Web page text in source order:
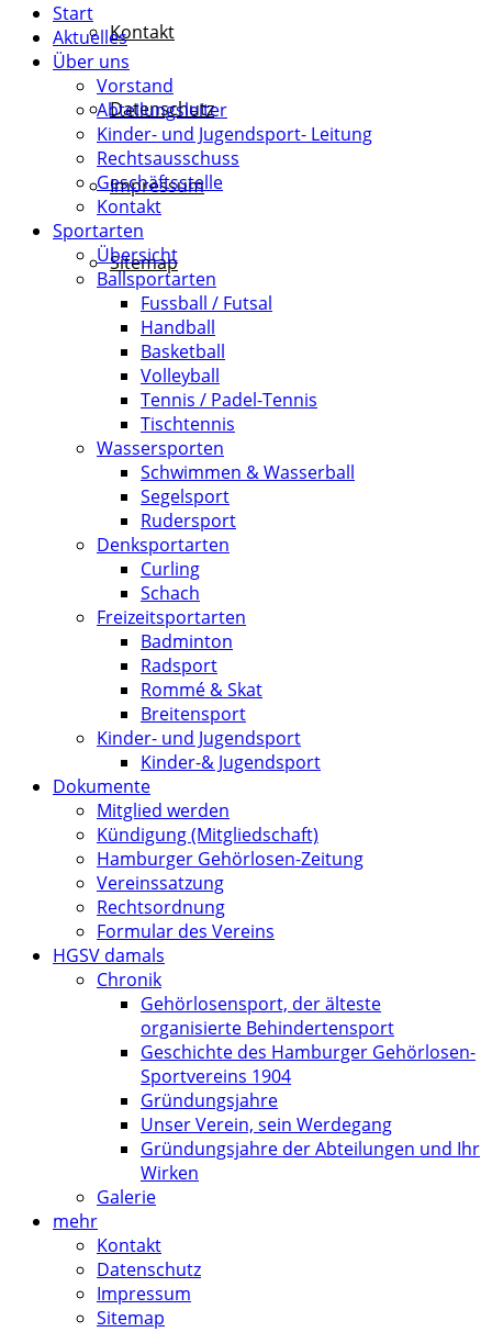
Kontakt
Datenschutz
Impressum
Sitemap
Start
Aktuelles
Über uns
Vorstand
Abteilungsleiter
Kinder- und Jugendsport- Leitung
Rechtsausschuss
Geschäftsstelle
Kontakt
Sportarten
Übersicht
Ballsportarten
Fussball / Futsal
Handball
Basketball
Volleyball
Tennis / Padel-Tennis
Tischtennis
Wassersporten
Schwimmen & Wasserball
Segelsport
Rudersport
Denksportarten
Curling
Schach
Freizeitsportarten
Badminton
Radsport
Rommé & Skat
Breitensport
Kinder- und Jugendsport
Kinder-& Jugendsport
Dokumente
Mitglied werden
Kündigung (Mitgliedschaft)
Hamburger Gehörlosen-Zeitung
Vereinssatzung
Rechtsordnung
Formular des Vereins
HGSV damals
Chronik
Gehörlosensport, der älteste
organisierte Behindertensport
Geschichte des Hamburger Gehörlosen-
Sportvereins 1904
Gründungsjahre
Unser Verein, sein Werdegang
Gründungsjahre der Abteilungen und Ihr
Wirken
Galerie
mehr
Kontakt
Datenschutz
Impressum
Sitemap